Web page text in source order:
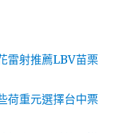
雷射推薦LBV苗栗
荷重元選擇台中票